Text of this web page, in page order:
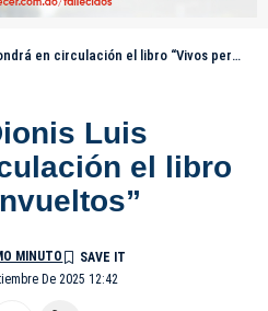
circulación el libro “Vivos pero envueltos”
Luis
el libro
De 2025 12:42
MINUTO